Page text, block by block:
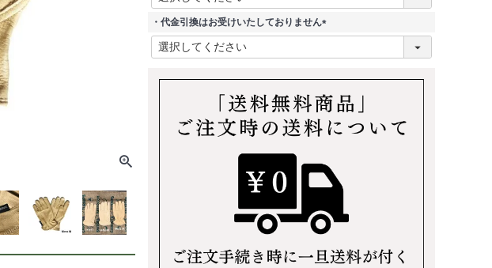
・代金引換はお受けいたしておりません
(
)